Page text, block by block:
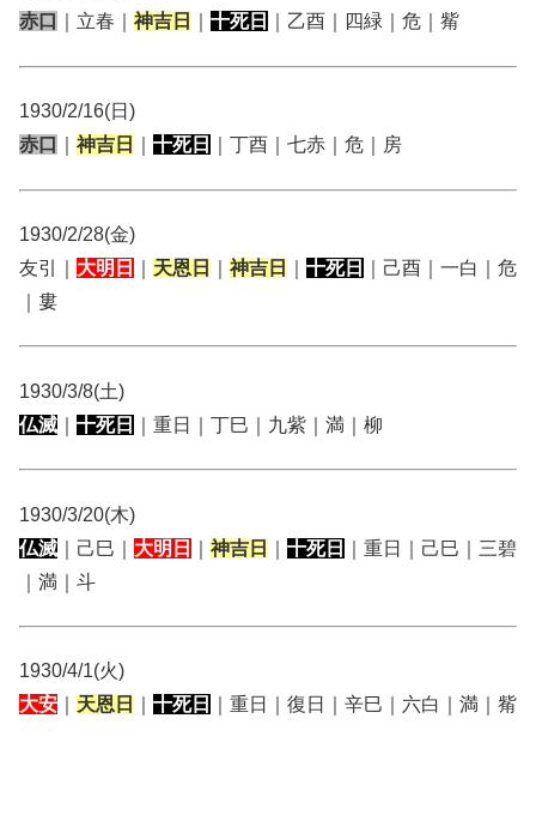
赤口
｜立春｜ 神吉日 十死日 ｜乙酉｜四緑｜危｜觜
1930/2/16(日)
赤口
神吉日 十死日 ｜丁酉｜七赤｜危｜房
1930/2/28(金)
友引｜ 大明日 天恩日 神吉日 十死日
｜己酉｜一白｜危
｜婁
1930/3/8(土)
仏滅
十死日 ｜重日｜丁巳｜九紫｜満｜柳
1930/3/20(木)
仏滅 ｜己巳｜ 大明日 神吉日 十死日
｜重日｜己巳｜三碧
｜満｜斗
1930/4/1(火)
大安
天恩日 十死日 ｜重日｜復日｜辛巳｜六白｜満｜觜